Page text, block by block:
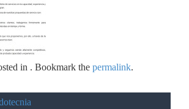
in . Bookmark the permalink.